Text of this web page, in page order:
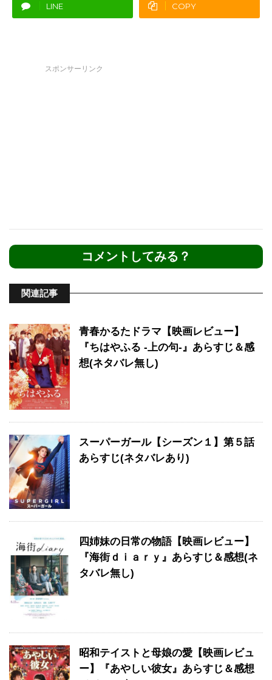
LINE COPY
スポンサーリンク
コメントしてみる？
関連記事
青春かるたドラマ【映画レビュー】
『ちはやふる ‐上の句‐』あらすじ＆感
想(ネタバレ無し)
スーパーガール【シーズン１】第５話
あらすじ(ネタバレあり)
四姉妹の日常の物語【映画レビュー】
『海街ｄｉａｒｙ』あらすじ＆感想(ネ
タバレ無し)
昭和テイストと母娘の愛【映画レビュ
ー】『あやしい彼女』あらすじ＆感想